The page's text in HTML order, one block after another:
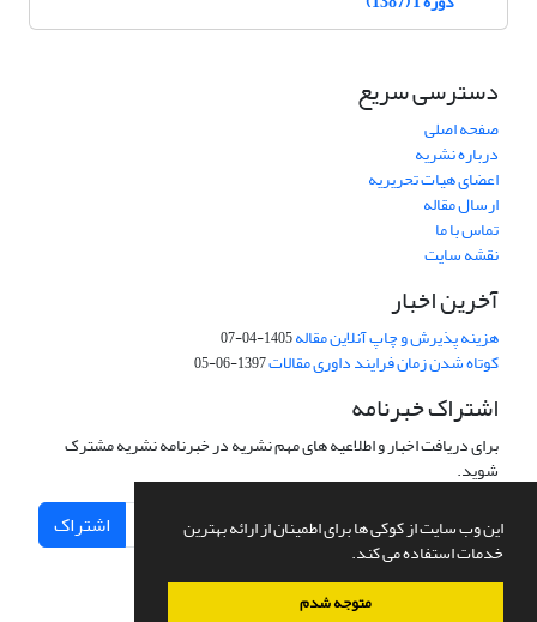
این وب سایت از کوکی ها برای اطمینان از ارائه بهترین
خدمات استفاده می کند.
متوجه شدم
دسترسی سریع
صفحه اصلی
درباره نشریه
اعضای هیات تحریریه
ارسال مقاله
تماس با ما
نقشه سایت
آخرین اخبار
هزینه پذیرش و چاپ آنلاین مقاله1405-04-07
کوتاه شدن زمان فرایند داوری مقالات1397-06-05
اشتراک خبرنامه
برای دریافت اخبار و اطلاعیه های مهم نشریه در خبرنامه نشریه مشترک
شوید.
اشتراک